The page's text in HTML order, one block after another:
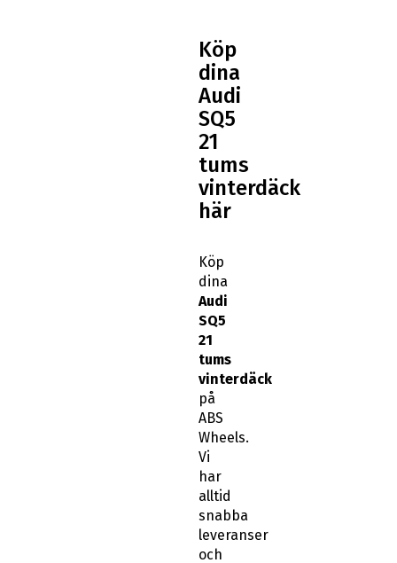
Köp
dina
Audi
SQ5
21
tums
vinterdäck
här
Köp
dina
Audi
SQ5
21
tums
vinterdäck
på
ABS
Wheels.
Vi
har
alltid
snabba
leveranser
och